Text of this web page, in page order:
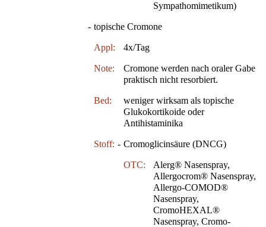
Sympathomimetikum)
- topische Cromone
Appl: 4x/Tag
Note:
Cromone werden nach oraler Gabe
praktisch nicht resorbiert.
Bed:
weniger wirksam als topische
Glukokortikoide oder
Antihistaminika
Stoff: - Cromoglicinsäure (DNCG)
OTC:
Alerg® Nasenspray,
Allergocrom® Nasenspray,
Allergo-COMOD®
Nasenspray,
CromoHEXAL®
Nasenspray, Cromo-